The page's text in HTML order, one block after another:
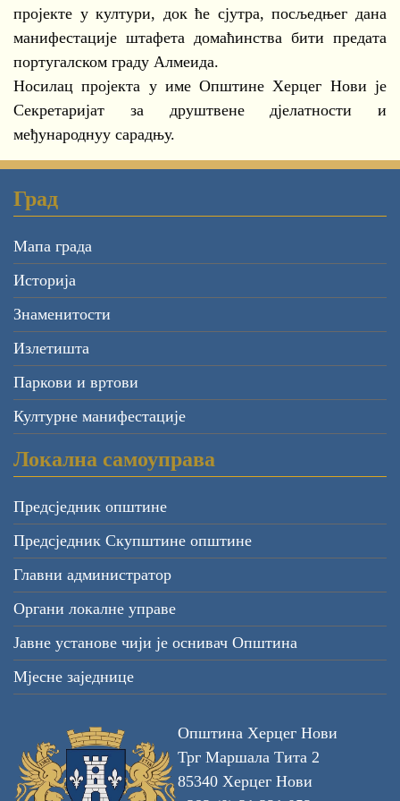
пројекте у култури, док ће сјутра, посљедњег дана
манифестације штафета домаћинства бити предата
португалском граду Алмеида.
Носилац пројекта у име Општине Херцег Нови је
Секретаријат за друштвене дјелатности и
међународнуу сарадњу.
Град
Мапа града
Историја
Знаменитости
Излетишта
Паркови и вртови
Културне манифестације
Локална самоуправа
Предсједник општине
Предсједник Скупштине општине
Главни администратор
Органи локалне управе
Јавне установе чији је оснивач Општина
Мјесне заједнице
Општина Херцег Нови
Трг Маршала Тита 2
85340 Херцег Нови